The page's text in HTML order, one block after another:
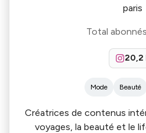
paris
Total abonnés
20,2
Mode Beauté
Créatrices de contenus
voyages, la beauté et le